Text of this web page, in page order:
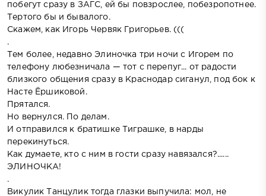
побегут сразу в ЗАГС, ей бы повзрослее, побезропотнее.
Тертого бы и бывалого.
Скажем, как Игорь Червяк Григорьев. (((
.
Тем более, недавно Элиночка три ночи с Игорем по
телефону любезничала — тот с перепуг... от радости
близкого общения сразу в Краснодар сиганул, под бок к
Насте Ёршиковой.
Прятался.
Но вернулся. По делам.
И отправился к братишке Тиграшке, в нарды
перекинуться.
Как думаете, кто с ним в гости сразу навязался?......
ЭЛИНОЧКА!
.
Викулик Танцулик тогда глазки выпучила: мол, не